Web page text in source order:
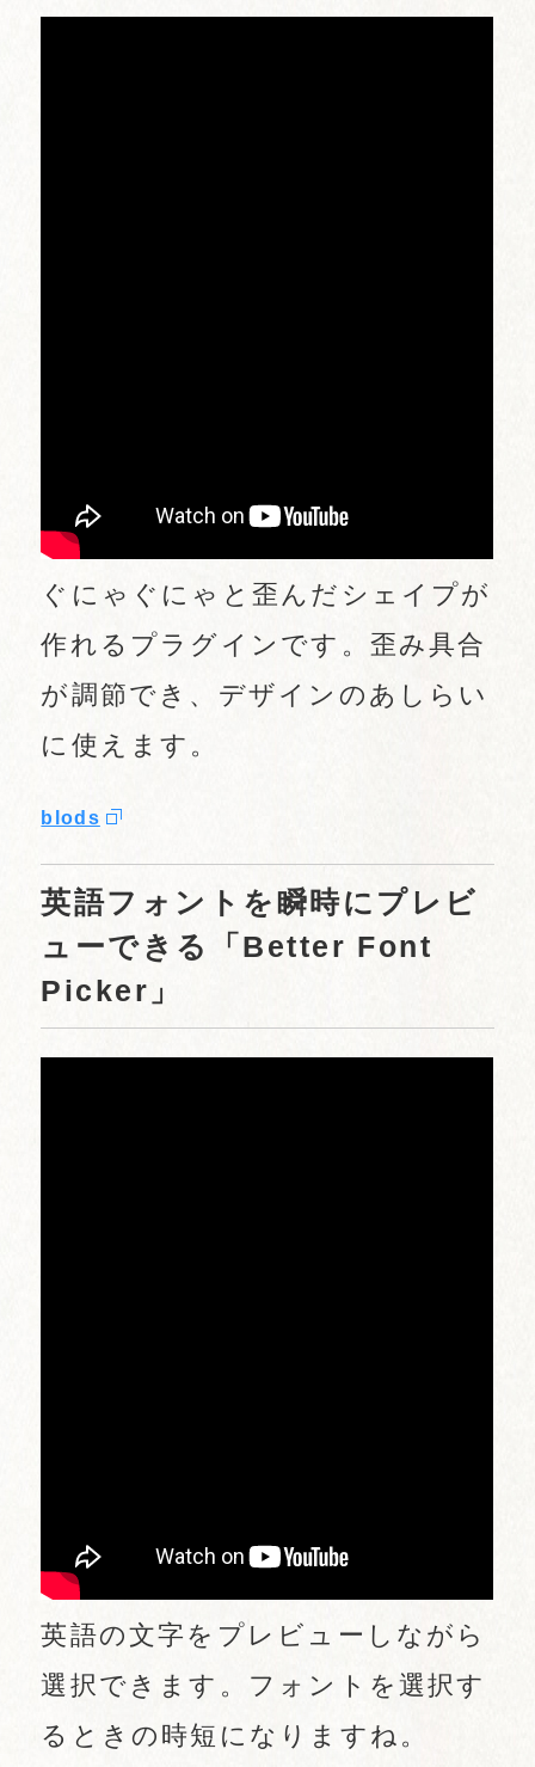
ぐにゃぐにゃと歪んだシェイプが
作れるプラグインです。歪み具合
が調節でき、デザインのあしらい
に使えます。
blods
英語フォントを瞬時にプレビ
ューできる「Better Font
Picker」
英語の文字をプレビューしながら
選択できます。フォントを選択す
るときの時短になりますね。